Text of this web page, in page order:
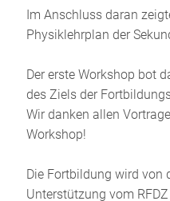
Im Anschluss daran
Physiklehrplan der
Der erste Workshop bot
des Ziels der
Wir danken allen
Workshop!
Die Fortbildung wird von
Unterstützung vom